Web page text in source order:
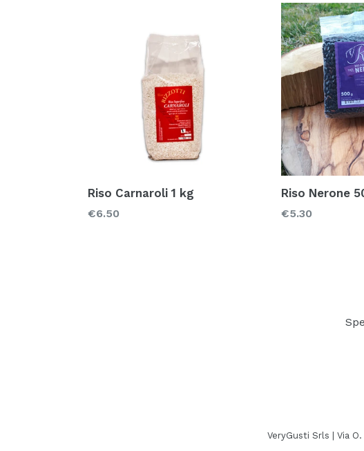
Riso Carnaroli 1 kg
Prezzo
€6.50
Riso Nerone
Prezzo
€5.30
VeryGusti Srls | Via